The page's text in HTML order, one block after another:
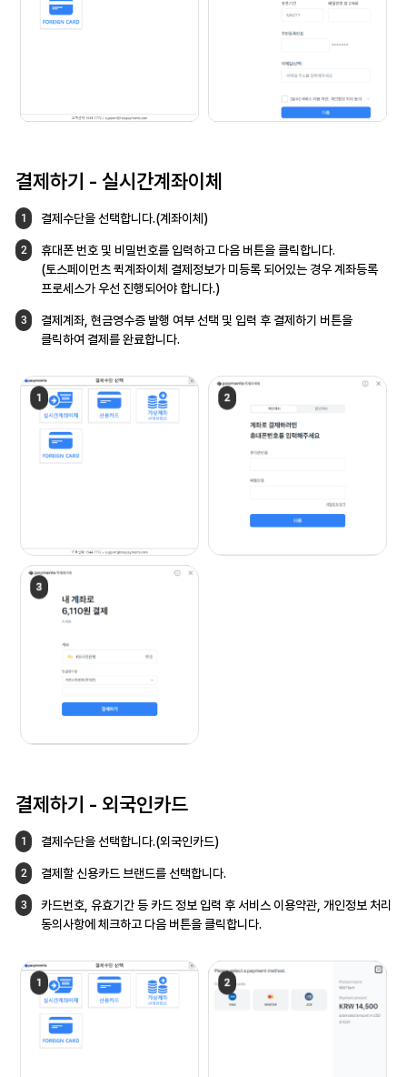
결제하기 - 실시간계좌이체
1 결제수단을 선택합니다.(계좌이체)
2 휴대폰 번호 및 비밀번호를 입력하고 다음 버튼을 클릭합니다.
(토스페이먼츠 퀵계좌이체 결제정보가 미등록 되어있는 경우 계좌등록
프로세스가 우선 진행되어야 합니다.)
3 결제계좌, 현금영수증 발행 여부 선택 및 입력 후 결제하기 버튼을
클릭하여 결제를 완료합니다.
결제하기 - 외국인카드
1 결제수단을 선택합니다.(외국인카드)
2 결제할 신용카드 브랜드를 선택합니다.
3 카드번호, 유효기간 등 카드 정보 입력 후서비스 이용약관, 개인정보 처리
동의사항에 체크하고 다음 버튼을 클릭합니다.